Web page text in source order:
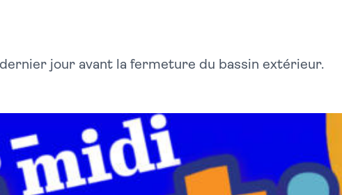
jour avant la fermeture du bassin extérieur.